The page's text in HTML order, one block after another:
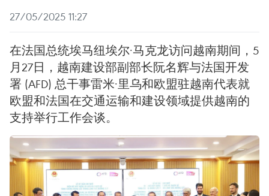
27/05/2025 11:27
在法国总统埃马纽埃尔·马克龙访问越南期间，5
月27日，越南建设部副部长阮名辉与法国开发
署 (AFD) 总干事雷米·里乌和欧盟驻越南代表就
欧盟和法国在交通运输和建设领域提供越南的
支持举行工作会谈。